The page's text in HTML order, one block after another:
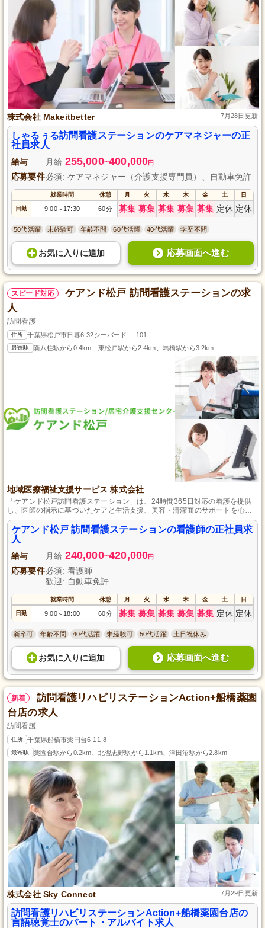
株式会社 Makeitbetter 7月28日更新
しゃるぅる訪問看護ステーションのケアマネジャーの正
社員求人
給与 月給 255,000~400,000円
応募要件必須: ケアマネジャー（介護支援専門員）、自動車免許
就業時間 休憩 月 火 水 木 金 土 日
日勤 9:00～ 17:30 60分 募集 募集 募集 募集 募集 定休 定休
50代活躍 未経験可 年齢不問 60代活躍 40代活躍 学歴不問
お気に入り に追加 応募画面へ進む
スピード対応
ケアンド松戸 訪問看護ステーションの求
人
訪問看護
住所 千葉県松戸市日暮6-32シーバードⅠ-101
最寄駅 新八柱駅から0.4km、東松戸駅から2.4km、馬橋駅から3.2km
地域医療福祉支援サービス 株式会社
「ケアンド松戸訪問看護ステーション」は、24時間365日対応の看護を提供
し、医師の指示に基づいたケアと生活支援、美容・清潔面のサポートを心を
込めて行っています。
ケアンド松戸 訪問看護ステーションの看護師の正社員求
人
給与 月給 240,000~420,000円
応募要件必須: 看護師
歓迎: 自動車免許
就業時間 休憩 月 火 水 木 金 土 日
日勤 9:00～ 18:00 60分 募集 募集 募集 募集 募集 定休 定休
新卒可 年齢不問 40代活躍 未経験可 50代活躍 土日祝休み
お気に入り に追加 応募画面へ進む
新着
訪問看護リハビリステーションAction+船橋薬園
台店の求人
訪問看護
住所 千葉県船橋市薬円台6-11-8
最寄駅 薬園台駅から0.2km、北習志野駅から1.1km、津田沼駅から2.8km
株式会社 Sky Connect 7月29日更新
訪問看護リハビリステーションAction+船橋薬園台店の
言語聴覚士のパート・アルバイト求人